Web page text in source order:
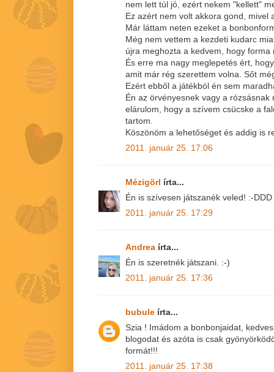
nem lett túl jó, ezért nekem "kellett"
Ez azért nem volt akkora gond, mivel
Már láttam neten ezeket a
Még nem vettem a kezdeti kudarc
újra meghozta a kedvem, hogy
És erre ma nagy meglepetés ért,
amit már rég szerettem volna. Sőt
Ezért ebből a játékból én sem
Én az örvényesnek vagy a
elárulom, hogy a szívem csücske a
tartom.
Köszönöm a lehetőséget és addig is
2011. január 25. 17:06
Mézigörl írta...
Én is szívesen játszanék veled! :-DDD
2011. január 25. 17:29
Andrea írta...
Én is szeretnék játszani. :-)
2011. január 25. 17:36
bubule írta...
Szia ! Imádom a bonbonjaidat,
blogodat és azóta is csak
formát!!!
2011. január 25. 17:38